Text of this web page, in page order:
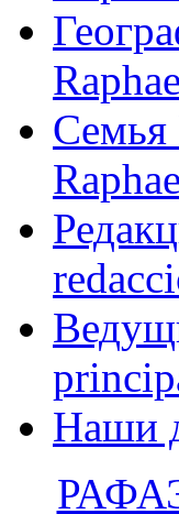
Семья
Наши